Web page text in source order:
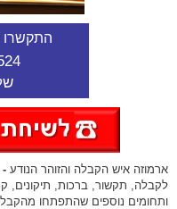
התקשרו
ארמוזה איש הקבלה והזוהר הנודע -
לקבלה, תקשור, ברכות, תיקונים,
ותחומים נוספים שהתפתחו